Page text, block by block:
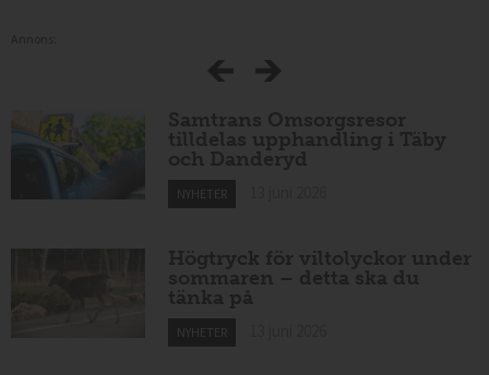
Samtrans Omsorgsresor
tilldelas upphandling i Täby
och Danderyd
NYHETER
Högtryck för viltolyckor under
sommaren – detta ska du
tänka på
NYHETER